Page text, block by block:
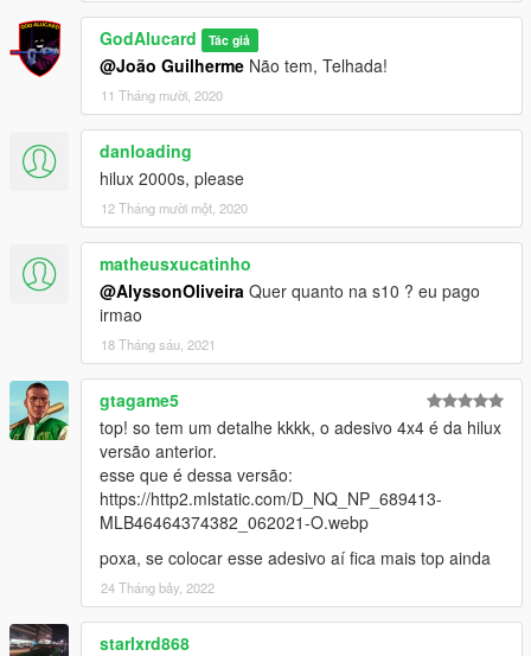
GodAlucard Tác giả
@João Guilherme Não tem, Telhada!
11 Tháng mười, 2020
danloading
hilux 2000s, please
12 Tháng mười một, 2020
matheusxucatinho
@AlyssonOliveira Quer quanto na s10 ? eu pago
irmao
18 Tháng sáu, 2021
gtagame5
top! so tem um detalhe kkkk, o adesivo 4x4 é da hilux
versão anterior.
esse que é dessa versão:
https://http2.mlstatic.com/D_NQ_NP_689413-
MLB46464374382_062021-O.webp
poxa, se colocar esse adesivo aí fica mais top ainda
24 Tháng bảy, 2022
starlxrd868